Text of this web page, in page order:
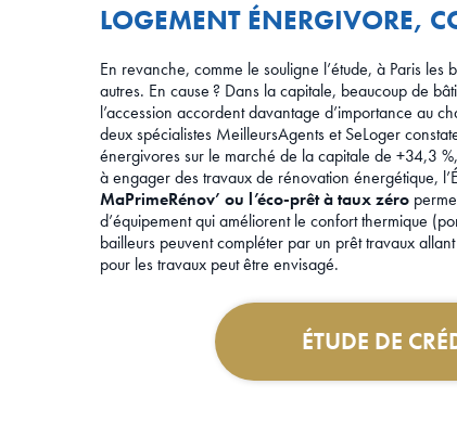
LOGEMENT ÉNERGIVORE,
En revanche, comme le souligne l’étude, à Paris
autres. En cause ? Dans la capitale, beaucoup de
l’accession accordent davantage d’importance au
deux spécialistes MeilleursAgents et SeLoger
énergivores sur le marché de la capitale de +34,3
à engager des travaux de rénovation énergétique,
MaPrimeRénov’ ou l’éco-prêt à taux zéro
d’équipement qui améliorent le confort thermique
bailleurs peuvent compléter par un prêt travaux
pour les travaux peut être envisagé.
ÉTUDE DE